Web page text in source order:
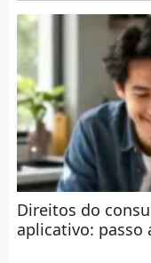
Direitos do
aplicativo: passo